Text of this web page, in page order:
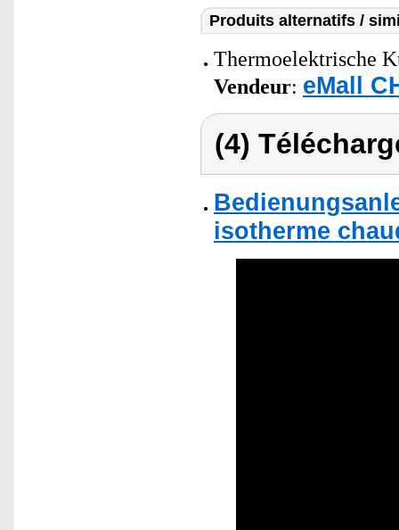
Produits alternatifs /
Thermoelektrische
Vendeur: eMall
(4)
isotherme